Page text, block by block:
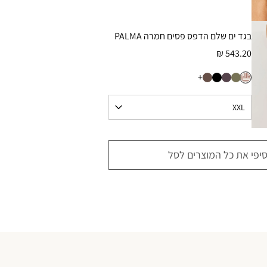
בגד ים שלם הדפס פסים חמרה PALMA
543.20 ₪
+
את כל המוצרים לסל